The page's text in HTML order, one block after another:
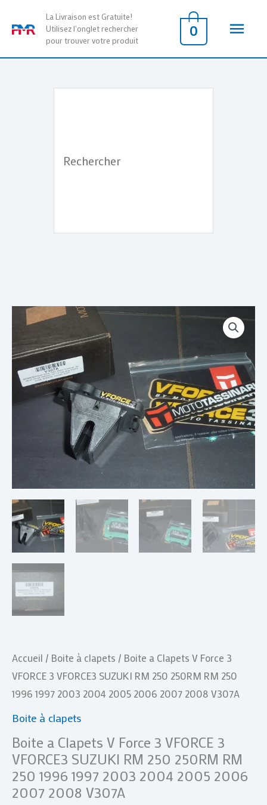
La Livraison est Gratuite!
Utilisez l'onglet rechercher
pour trouver votre produit
0
Accueil / Boite à clapets / Boite a Clapets V Force 3
VFORCE 3 VFORCE3 SUZUKI RM 250 250RM RM 250
1996 1997 2003 2004 2005 2006 2007 2008 V307A
Boite à clapets
Boite a Clapets V Force 3 VFORCE 3
VFORCE3 SUZUKI RM 250 250RM RM
250 1996 1997 2003 2004 2005 2006
2007 2008 V307A
quantité
Boite
Clapets
V
VFORCE3
SUZUKI
RM
250
250RM
RM
250
1996
2003
2004
2005
2007
2008
V307A